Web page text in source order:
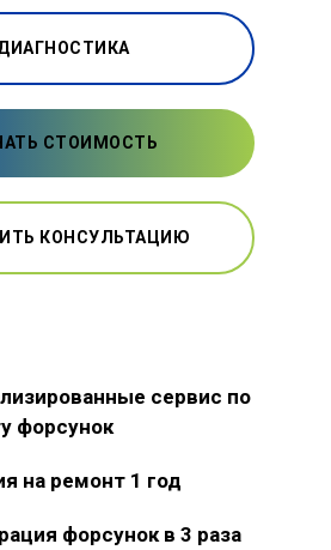
СТОИМОСТЬ
КОНСУЛЬТАЦИЮ
сервис по
форсунок
на ремонт 1 год
форсунок в 3 раза